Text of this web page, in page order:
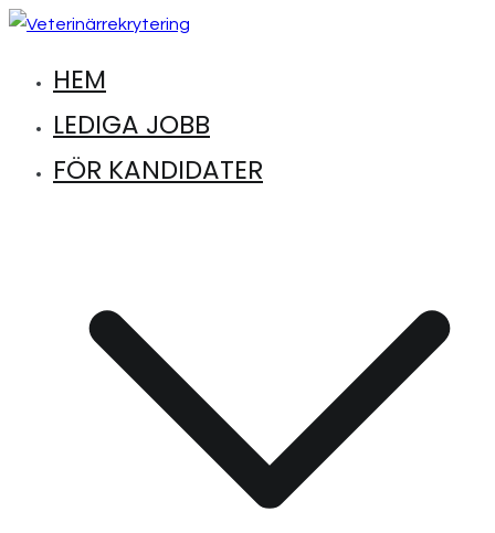
Hoppa
innehåll
Veterinärrekrytering
Hitta lediga jobb inom djursjukvård
HEM
LEDIGA JOBB
FÖR KANDIDATER